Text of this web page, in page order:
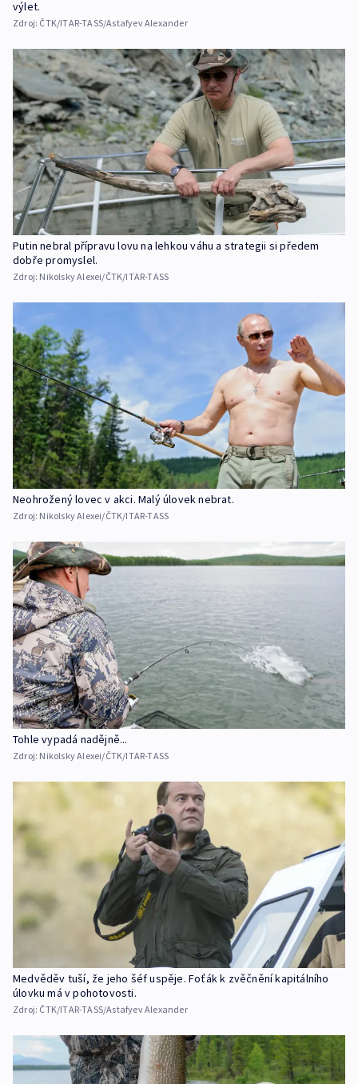
výlet.
Zdroj: ČTK/ITAR-TASS/Astafyev Alexander
Putin nebral přípravu lovu na lehkou váhu a strategii si předem
dobře promyslel.
Zdroj: Nikolsky Alexei/ČTK/ITAR-TASS
Neohrožený lovec v akci. Malý úlovek nebrat.
Zdroj: Nikolsky Alexei/ČTK/ITAR-TASS
Tohle vypadá nadějně...
Zdroj: Nikolsky Alexei/ČTK/ITAR-TASS
Medvěděv tuší, že jeho šéf uspěje. Foťák k zvěčnění kapitálního
úlovku má v pohotovosti.
Zdroj: ČTK/ITAR-TASS/Astafyev Alexander